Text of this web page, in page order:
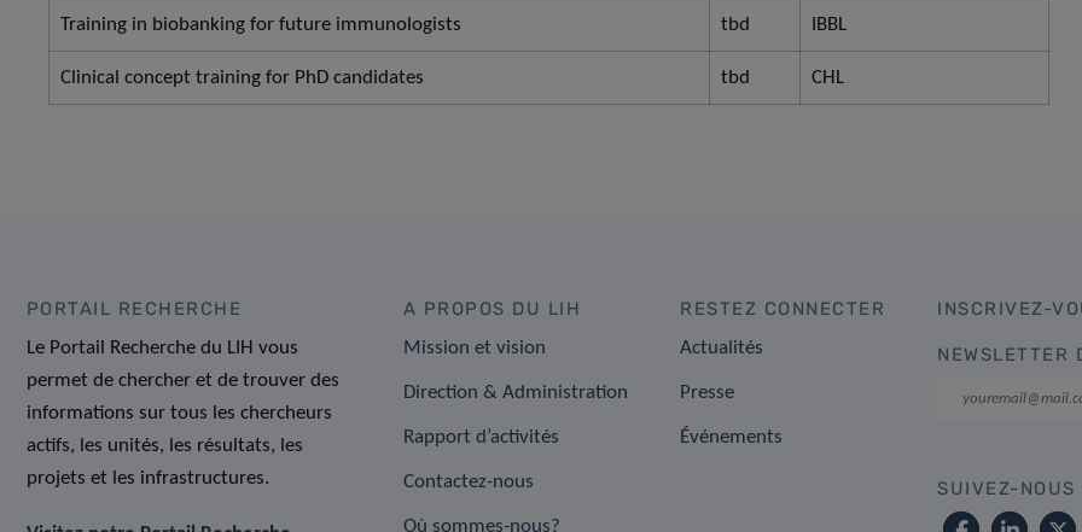
​Training in biobanking for future immunologists ​tbd ​IBBL
​Clinical concept training for PhD candidates ​tbd ​CHL
PORTAIL RECHERCHE
Le Portail Recherche du LIH vous
permet de chercher et de trouver des
informations sur tous les chercheurs
actifs, les unités, les résultats, les
projets et les infrastructures.
A PROPOS DU LIH
Mission et vision
Direction & Administration
Rapport d’activités
Contactez-nous
Où sommes-nous?
RESTEZ CONNECTER
Actualités
Presse
Événements
INSCRIVEZ-
NEWSLETTER
SUIVEZ-NOUS